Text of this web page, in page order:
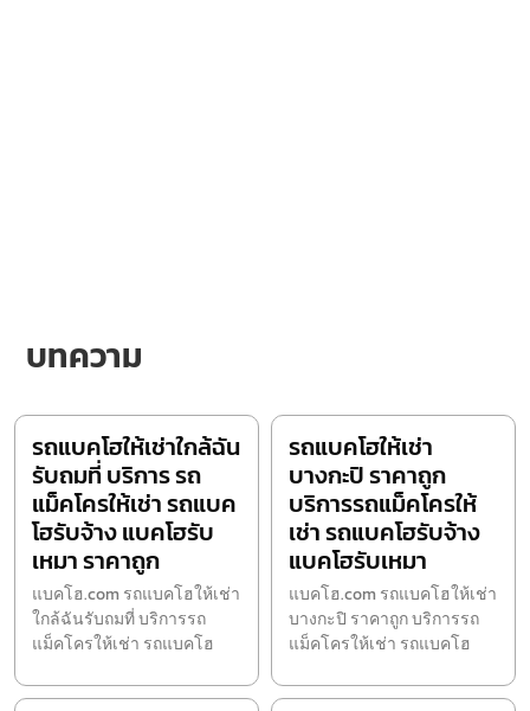
บทความ
รถแบคโฮให้เช่าใกล้ฉัน
รับถมที่ บริการ รถ
แม็คโครให้เช่า รถแบค
โฮรับจ้าง แบคโฮรับ
เหมา ราคาถูก
แบคโฮ.com รถแบคโฮให้เช่า
ใกล้ฉันรับถมที่ บริการรถ
แม็คโครให้เช่า รถแบคโฮ
รถแบคโฮให้เช่า
บางกะปิ ราคาถูก
บริการรถแม็คโครให้
เช่า รถแบคโฮรับจ้าง
แบคโฮรับเหมา
แบคโฮ.com รถแบคโฮให้เช่า
บางกะปิ ราคาถูก บริการรถ
แม็คโครให้เช่า รถแบคโฮ